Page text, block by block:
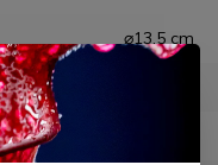
⌀13,5 cm
Aardewerk (geglazuurd)